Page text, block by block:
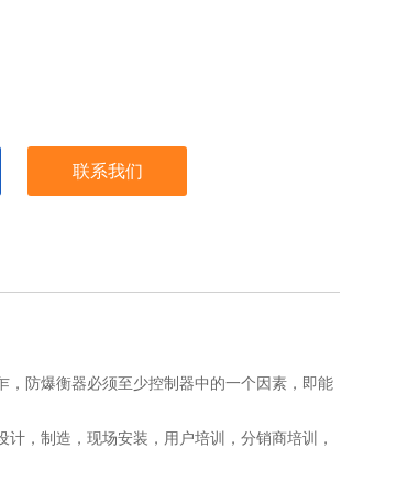
联系我们
防爆衡器必须至少控制器中的一个因素，即能
，制造，现场安装，用户培训，分销商培训，